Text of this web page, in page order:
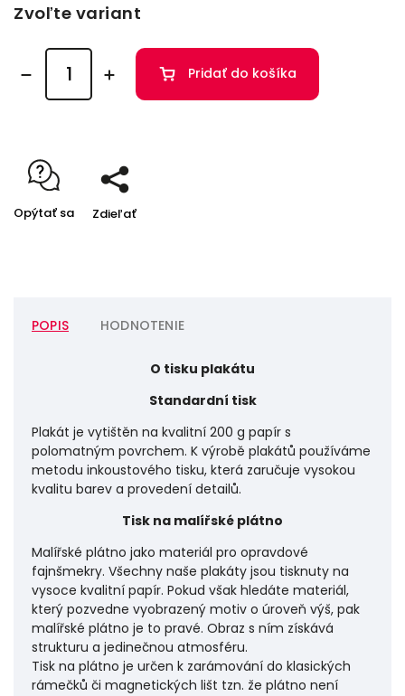
Zvoľte variant
Pridať do košíka
Opýtať sa Zdieľať
POPIS HODNOTENIE
O tisku plakátu
Standardní tisk
Plakát je vytištěn na kvalitní 200 g papír s
polomatným povrchem. K výrobě plakátů používáme
metodu inkoustového tisku, která zaručuje vysokou
kvalitu barev a provedení detailů.
Tisk na malířské plátno
Malířské plátno jako materiál pro opravdové
fajnšmekry. Všechny naše plakáty jsou tisknuty na
vysoce kvalitní papír. Pokud však hledáte materiál,
který pozvedne vyobrazený motiv o úroveň výš, pak
malířské plátno je to pravé. Obraz s ním získává
strukturu a jedinečnou atmosféru.
Tisk na plátno je určen k zarámování do klasických
rámečků či magnetických lišt tzn. že plátno není